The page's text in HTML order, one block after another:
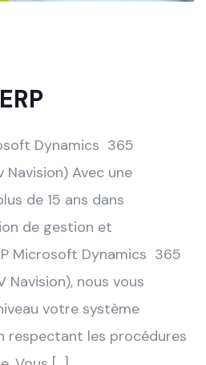
Dynamics 365
Navision) Avec une
de 15 ans dans
de gestion et
Microsoft Dynamics 365
Navision), nous vous
votre système
respectant les procédures